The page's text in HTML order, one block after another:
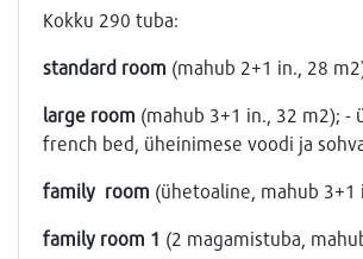
Kokku 290 tuba:
standard room (mahub 2+1 in., 28
large room (mahub 3+1 in., 32 m2); -
french bed, üheinimese voodi ja
family room (ühetoaline, mahub 3+1
family room 1 (2 magamistuba,